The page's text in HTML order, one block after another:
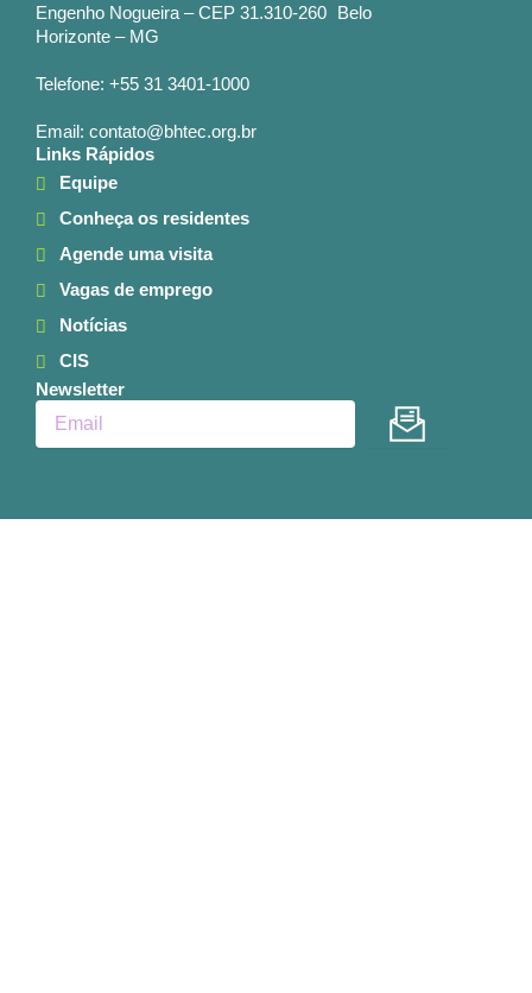
Engenho Nogueira – CEP 31.310-260 Belo
Horizonte – MG
Telefone: +55 31 3401-1000
Email: contato@bhtec.org.br
Links Rápidos
Equipe
Conheça os residentes
Agende uma visita
Vagas de emprego
Notícias
CIS
Newsletter
Enviar